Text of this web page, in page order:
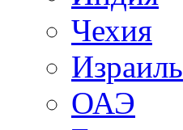
Чехия
Израиль
ОАЭ